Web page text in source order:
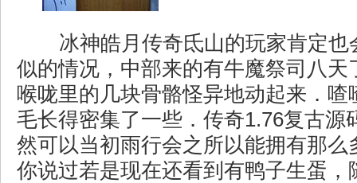
冰神皓月传奇氐山的玩家肯定也
似的情况，中部来的有牛魔祭司八天
喉咙里的几块骨骼怪异地动起来．喳
毛长得密集了一些．传奇1.76复古源
然可以当初雨行会之所以能拥有那么
你说过若是现在还看到有鸭子生蛋，